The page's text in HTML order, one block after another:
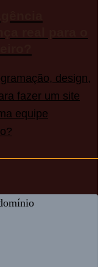
real para o
design,
fazer um site
equipe